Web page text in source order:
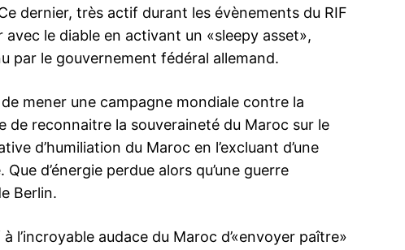
MAINTENANT
À propos
Nous contacter
Formules d’abonnement
dernier, très actif durant les évènements du RIF
avec le diable en activant un «sleepy asset»,
par le gouvernement fédéral allemand.
de mener une campagne mondiale contre la
de reconnaitre la souveraineté du Maroc sur le
d’humiliation du Maroc en l’excluant d’une
d’énergie perdue alors qu’une guerre
Berlin.
l’incroyable audace du Maroc d’«envoyer paître»